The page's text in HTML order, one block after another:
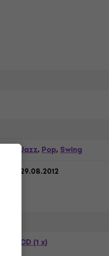
Jazz,Pop,Swing
29.08.2012
CD (1 x)